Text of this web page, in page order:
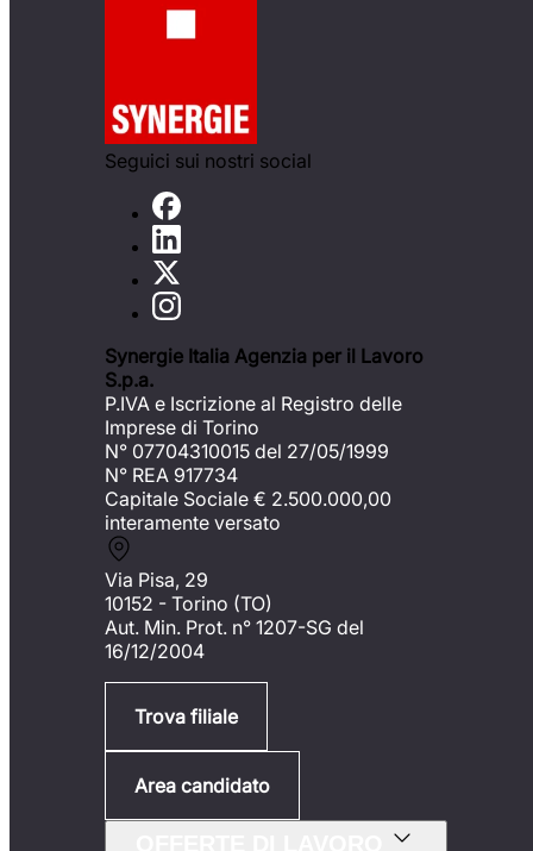
Seguici sui nostri social
Synergie Italia Agenzia per il Lavoro
S.p.a.
P.IVA e Iscrizione al Registro delle
Imprese di Torino
N° 07704310015 del 27/05/1999
N° REA 917734
Capitale Sociale € 2.500.000,00
interamente versato
Via Pisa, 29
10152 - Torino (TO)
Aut. Min. Prot. n° 1207-SG del
16/12/2004
Trova filiale
Area candidato